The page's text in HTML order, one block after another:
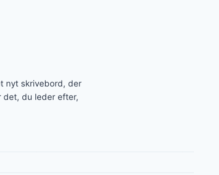
nyt skrivebord, der
det, du leder efter,